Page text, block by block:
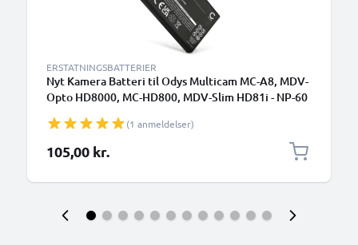
ERSTATNINGSBATTERIER
Nyt Kamera Batteri til Odys Multicam MC-A8, MDV-
Opto HD8000, MC-HD800, MDV-Slim HD81i - NP-60
(1 anmeldelser)
105,00 kr.